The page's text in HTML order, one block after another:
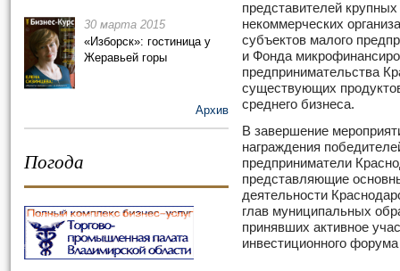
30 марта 2015
«Изборск»: гостиница у
Жеравьей горы
Архив
Погода
представителей
некоммерческих
субъектов малого
и Фонда
предпринимательства
существующих
среднего бизнеса.
В завершение
награждения
предприниматели
представляющие
деятельности
глав муниципальных
принявших активное
инвестиционного